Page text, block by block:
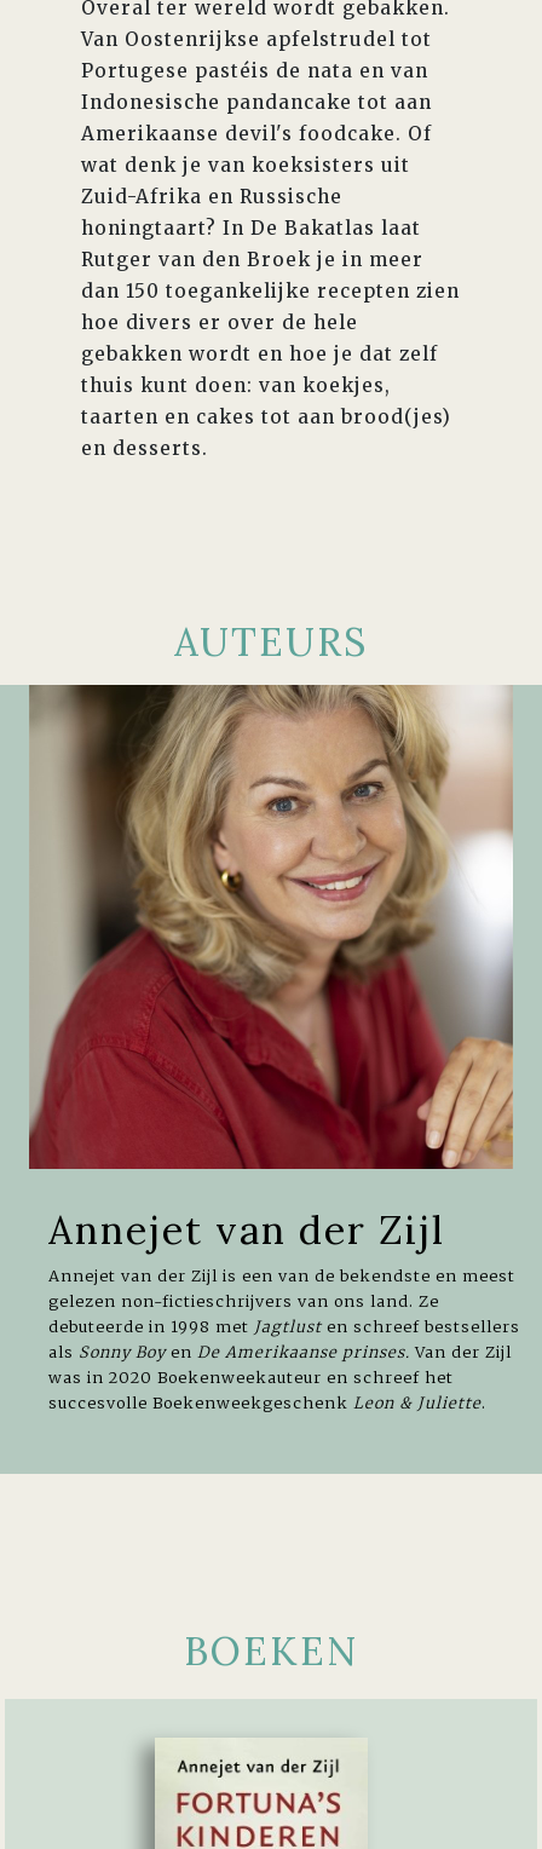
Overal ter wereld wordt gebakken.
Van Oostenrijkse apfelstrudel tot
Portugese pastéis de nata en van
Indonesische pandancake tot aan
Amerikaanse devil's foodcake. Of
wat denk je van koeksisters uit
Zuid-Afrika en Russische
honingtaart? In De Bakatlas laat
Rutger van den Broek je in meer
dan 150 toegankelijke recepten zien
hoe divers er over de hele
gebakken wordt en hoe je dat zelf
thuis kunt doen: van koekjes,
taarten en cakes tot aan brood(jes)
en desserts.
AUTEURS
Annejet van der Zijl
Annejet van der Zijl is een van de bekendste en meest
gelezen non-fictieschrijvers van ons land. Ze
debuteerde in 1998 met Jagtlusten schreef bestsellers
als Sonny Boyen De Amerikaanse prinses.Van der Zijl
was in 2020 Boekenweekauteur en schreef het
succesvolle Boekenweekgeschenk Leon & Juliette.
BOEKEN